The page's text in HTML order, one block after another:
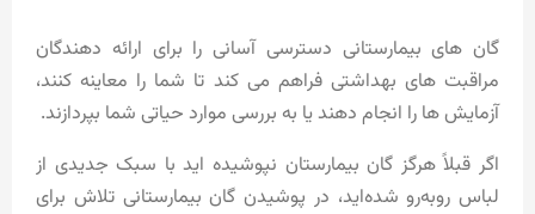
گان های بیمارستانی دسترسی آسانی را برای ارائه دهندگان
مراقبت های بهداشتی فراهم می کند تا شما را معاینه کنند،
آزمایش ها را انجام دهند یا به بررسی موارد حیاتی شما بپردازند.
اگر قبلاً هرگز گان بیمارستان نپوشیده اید با سبک جدیدی از
لباس روبه‌رو شده‌اید، در پوشیدن گان بیمارستانی تلاش برای